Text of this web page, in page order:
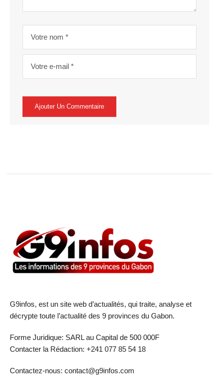
G9infos, est un site web d’actualités, qui traite, analyse et
décrypte toute l’actualité des 9 provinces du Gabon.
Forme Juridique: SARL au Capital de 500 000F
Contacter la Rédaction: +241 077 85 54 18
Contactez-nous: contact@g9infos.com